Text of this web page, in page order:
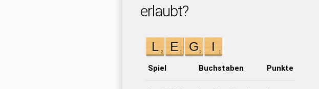
erlaubt?
Spiel Buchstaben Punkte